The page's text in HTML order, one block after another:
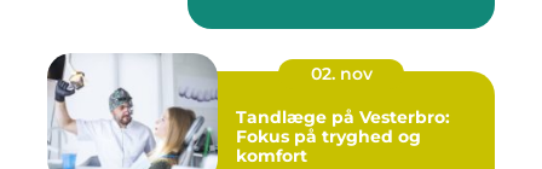
02. nov
Tandlæge på Vesterbro:
Fokus på tryghed og
komfort